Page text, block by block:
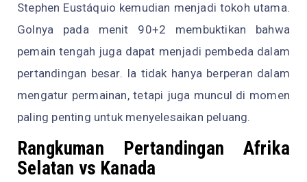
Stephen Eustáquio kemudian menjadi tokoh utama.
Golnya pada menit 90+2 membuktikan bahwa
pemain tengah juga dapat menjadi pembeda dalam
pertandingan besar. Ia tidak hanya berperan dalam
mengatur permainan, tetapi juga muncul di momen
paling penting untuk menyelesaikan peluang.
Rangkuman Pertandingan Afrika
Selatan vs Kanada